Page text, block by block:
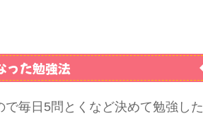
った勉強法
毎日5問とくなど決めて勉強した